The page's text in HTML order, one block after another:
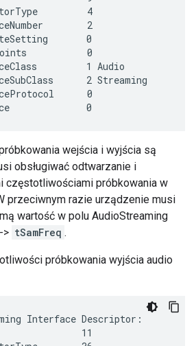
4
2
0
0
1 Audio
2 Streaming
0
wejścia i wyjścia są
obsługiwać odtwarzanie i
częstotliwościami próbkowania w
przeciwnym razie urządzenie musi
wartość w polu AudioStreaming
> tSamFreq .
próbkowania wyjścia audio
Interface Descriptor:
11